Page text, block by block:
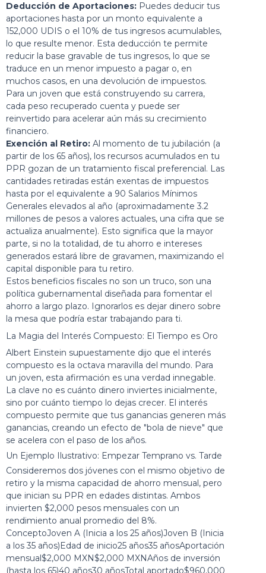
Deducción de Aportaciones: Puedes deducir tus
aportaciones hasta por un monto equivalente a
152,000 UDIS o el 10% de tus ingresos acumulables,
lo que resulte menor. Esta deducción te permite
reducir la base gravable de tus ingresos, lo que se
traduce en un menor impuesto a pagar o, en
muchos casos, en una devolución de impuestos.
Para un joven que está construyendo su carrera,
cada peso recuperado cuenta y puede ser
reinvertido para acelerar aún más su crecimiento
financiero.
Exención al Retiro: Al momento de tu jubilación (a
partir de los 65 años), los recursos acumulados en tu
PPR gozan de un tratamiento fiscal preferencial. Las
cantidades retiradas están exentas de impuestos
hasta por el equivalente a 90 Salarios Mínimos
Generales elevados al año (aproximadamente 3.2
millones de pesos a valores actuales, una cifra que se
actualiza anualmente). Esto significa que la mayor
parte, si no la totalidad, de tu ahorro e intereses
generados estará libre de gravamen, maximizando el
capital disponible para tu retiro.
Estos beneficios fiscales no son un truco, son una
política gubernamental diseñada para fomentar el
ahorro a largo plazo. Ignorarlos es dejar dinero sobre
la mesa que podría estar trabajando para ti.
La Magia del Interés Compuesto: El Tiempo es Oro
Albert Einstein supuestamente dijo que el interés
compuesto es la octava maravilla del mundo. Para
un joven, esta afirmación es una verdad innegable.
La clave no es cuánto dinero inviertes inicialmente,
sino por cuánto tiempo lo dejas crecer. El interés
compuesto permite que tus ganancias generen más
ganancias, creando un efecto de "bola de nieve" que
se acelera con el paso de los años.
Un Ejemplo Ilustrativo: Empezar Temprano vs. Tarde
Consideremos dos jóvenes con el mismo objetivo de
retiro y la misma capacidad de ahorro mensual, pero
que inician su PPR en edades distintas. Ambos
invierten $2,000 pesos mensuales con un
rendimiento anual promedio del 8%.
ConceptoJoven A (Inicia a los 25 años)Joven B (Inicia
a los 35 años)Edad de inicio25 años35 añosAportación
mensual$2,000 MXN$2,000 MXNAños de inversión
(hasta los 65)40 años30 añosTotal aportado$960,000